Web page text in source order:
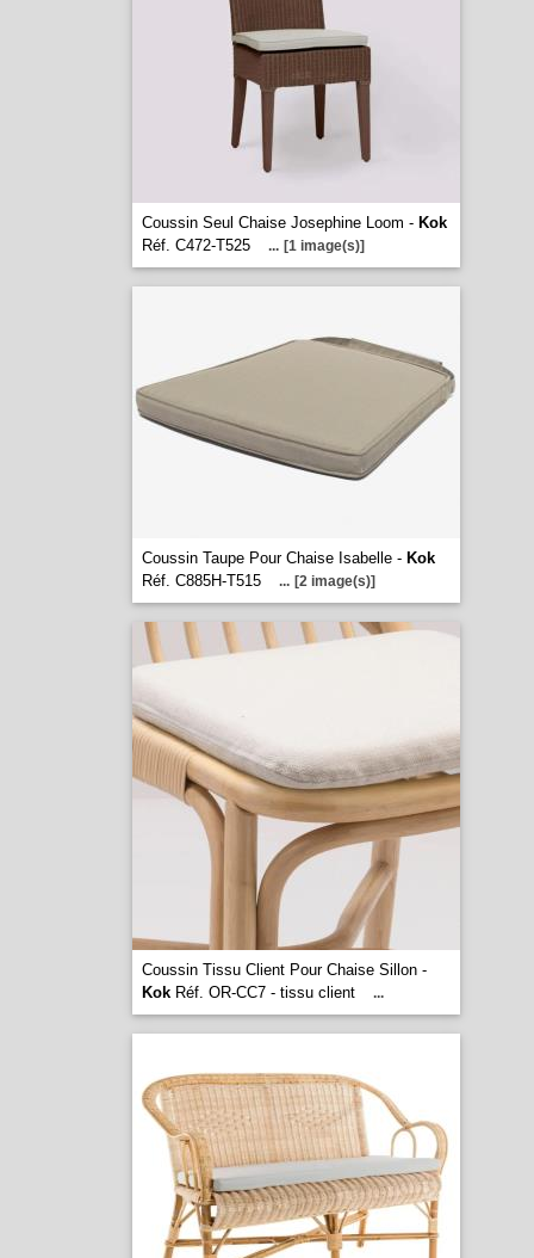
Coussin Seul Chaise Josephine Loom - Kok
Réf. C472-T525
... [1 image(s)]
Coussin Taupe Pour Chaise Isabelle - Kok
Réf. C885H-T515
... [2 image(s)]
Coussin Tissu Client Pour Chaise Sillon -
KokRéf. OR-CC7 - tissu client ...